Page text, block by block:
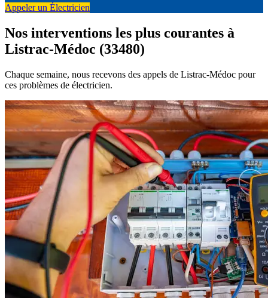
Appeler un Électricien
Nos interventions les plus courantes à
Listrac-Médoc (33480)
Chaque semaine, nous recevons des appels de Listrac-Médoc pour
ces problèmes de électricien.